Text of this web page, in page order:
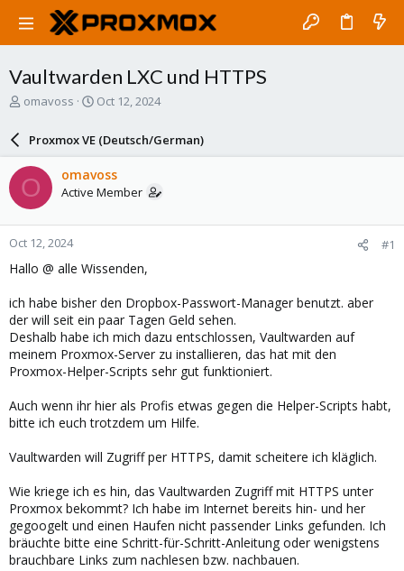
Vaultwarden LXC und HTTPS
T
a
d
s
t
a
r
t
e
omavoss
S
a
r
d
a
e
Oct 12, 2024
Proxmox VE (Deutsch/German)
O omavoss
Active Member
Oct 12, 2024 #1
Hallo @ alle Wissenden,
ich habe bisher den Dropbox-Passwort-Manager benutzt. aber
der will seit ein paar Tagen Geld sehen.
Deshalb habe ich mich dazu entschlossen, Vaultwarden auf
meinem Proxmox-Server zu installieren, das hat mit den
Proxmox-Helper-Scripts sehr gut funktioniert.
Auch wenn ihr hier als Profis etwas gegen die Helper-Scripts habt,
bitte ich euch trotzdem um Hilfe.
Vaultwarden will Zugriff per HTTPS, damit scheitere ich kläglich.
Wie kriege ich es hin, das Vaultwarden Zugriff mit HTTPS unter
Proxmox bekommt? Ich habe im Internet bereits hin- und her
gegoogelt und einen Haufen nicht passender Links gefunden. Ich
bräuchte bitte eine Schritt-für-Schritt-Anleitung oder wenigstens
brauchbare Links zum nachlesen bzw. nachbauen.